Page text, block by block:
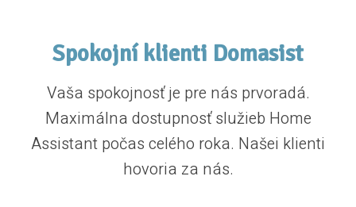
Spokojní klienti Domasist
Vaša spokojnosť je pre nás prvoradá.
Maximálna dostupnosť služieb Home
Assistant počas celého roka. Našei klienti
hovoria za nás.